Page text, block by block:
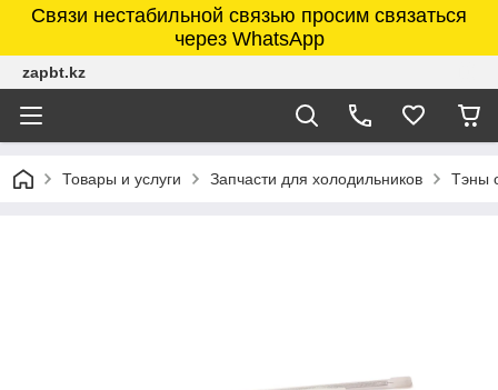
Связи нестабильной связью просим связаться
через WhatsApp
zapbt.kz
Товары и услуги Запчасти для холодильников Тэны